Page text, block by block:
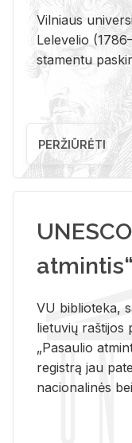
Vil­niaus
Le­le­ve­lio
sta­men­tu
PERŽIŪRĖTI
atmintis“
VU biblioteka,
lietuvių raštijos
„Pasaulio
registrą jau
nacionalinės